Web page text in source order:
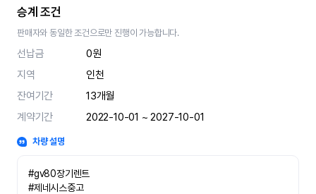
승계 조건
판매자와 동일한 조건으로만 진행이 가능합니다.
선납금
0원
지역
인천
잔여기간
13개월
계약기간
2022-10-01 ~ 2027-10-01
차량 설명
#gv80장기렌트
#제네시스중고